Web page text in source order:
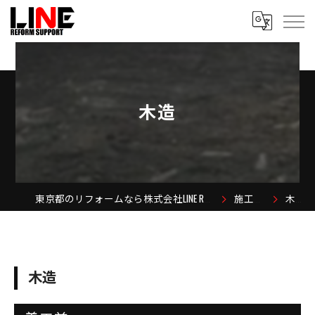
木造
施工事例 木造
木造